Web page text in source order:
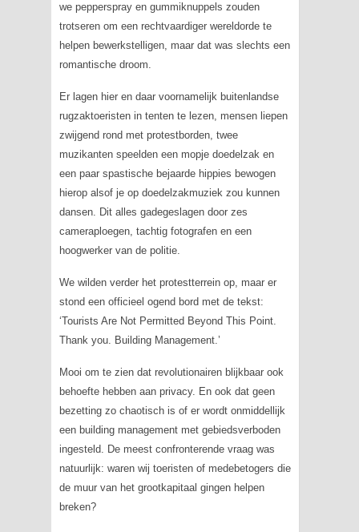
we pepperspray en gummiknuppels zouden
trotseren om een rechtvaardiger wereldorde te
helpen bewerkstelligen, maar dat was slechts een
romantische droom.
Er lagen hier en daar voornamelijk buitenlandse
rugzaktoeristen in tenten te lezen, mensen liepen
zwijgend rond met protestborden, twee
muzikanten speelden een mopje doedelzak en
een paar spastische bejaarde hippies bewogen
hierop alsof je op doedelzakmuziek zou kunnen
dansen. Dit alles gadegeslagen door zes
cameraploegen, tachtig fotografen en een
hoogwerker van de politie.
We wilden verder het protestterrein op, maar er
stond een officieel ogend bord met de tekst:
‘Tourists Are Not Permitted Beyond This Point.
Thank you. Building Management.’
Mooi om te zien dat revolutionairen blijkbaar ook
behoefte hebben aan privacy. En ook dat geen
bezetting zo chaotisch is of er wordt onmiddellijk
een building management met gebiedsverboden
ingesteld. De meest confronterende vraag was
natuurlijk: waren wij toeristen of medebetogers die
de muur van het grootkapitaal gingen helpen
breken?